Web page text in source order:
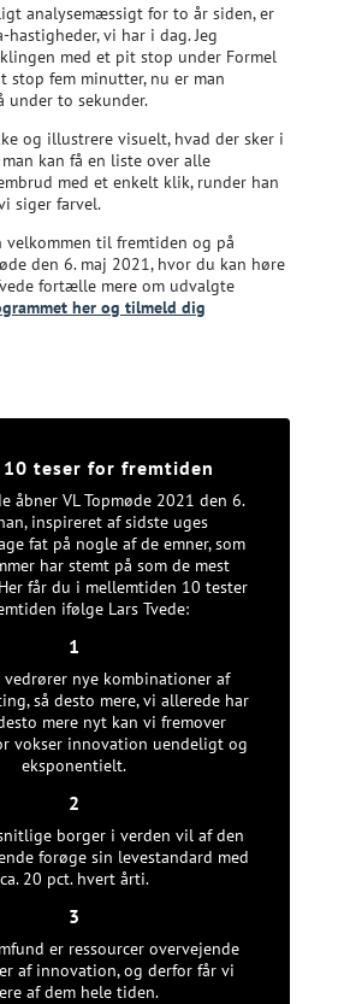
analysemæssigt for to år siden, er
vi har i dag. Jeg
med et pit stop under Formel
stop fem minutter, nu er man
under to sekunder.
og illustrere visuelt, hvad der sker i
man kan få en liste over alle
med et enkelt klik, runder han
siger farvel.
velkommen til fremtiden og på
den 6. maj 2021, hvor du kan høre
fortælle mere om udvalgte
her og tilmeld dig
10 teser for fremtiden
åbner VL Topmøde 2021 den 6.
inspireret af sidste uges
fat på nogle af de emner, som
har stemt på som de mest
får du i mellemtiden 10 tester
ifølge Lars Tvede:
1
nye kombinationer af
så desto mere, vi allerede har
mere nyt kan vi fremover
vokser innovation uendeligt og
eksponentielt.
2
borger i verden vil af den
forøge sin levestandard med
ca. 20 pct. hvert årti.
3
er ressourcer overvejende
af innovation, og derfor får vi
af dem hele tiden.